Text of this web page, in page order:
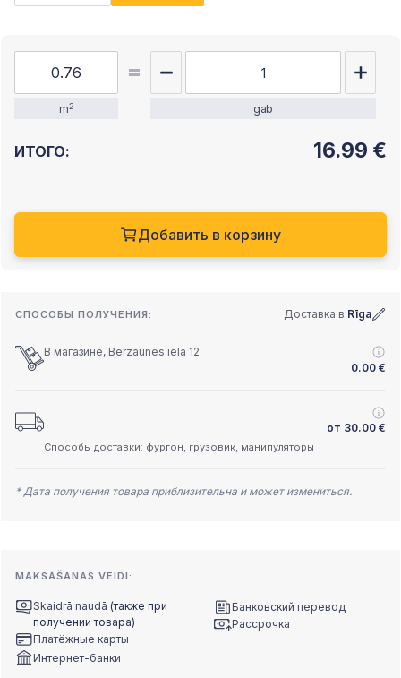
m2 gab
ИТОГО: 16.99 €
Добавить в корзину
СПОСОБЫ ПОЛУЧЕНИЯ: Доставка в:Rīga
В магазине, Bērzaunes iela 12
0.00 €
от 30.00 €
Способы доставки: фургон, грузовик, манипуляторы
* Дата получения товара приблизительна и может измениться.
MAKSĀŠANAS VEIDI:
Skaidrā naudā (также при
получении товара)
Платёжные карты
Интернет-банки
Банковский перевод
Рассрочка